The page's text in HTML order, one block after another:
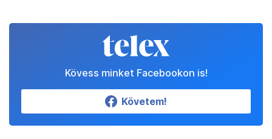
Kövess minket Facebookon is!
Követem!